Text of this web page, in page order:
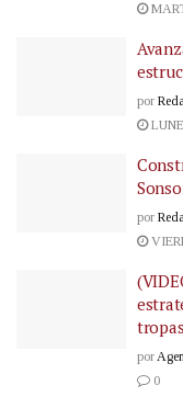
por
por
por
0